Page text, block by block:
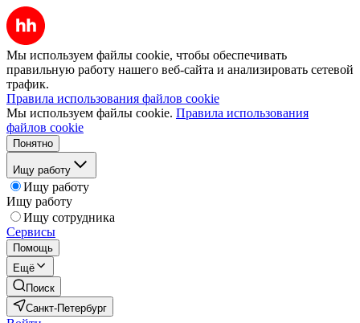
Мы используем файлы cookie, чтобы обеспечивать
правильную работу нашего веб-сайта и анализировать сетевой
трафик.
Правила использования файлов cookie
Мы используем файлы cookie. Правила использования
файлов cookie
Понятно
Ищу работу
Ищу работу
Ищу работу
Ищу сотрудника
Сервисы
Помощь
Ещё
Поиск
Санкт-Петербург